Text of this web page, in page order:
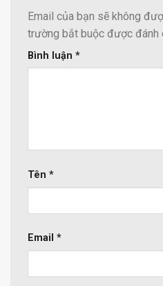
Email của bạn sẽ không
trường bắt buộc được đánh
Bình luận *
Tên *
Email *